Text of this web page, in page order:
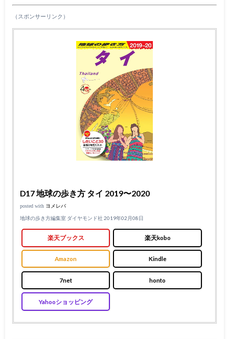
（スポンサーリンク）
D17 地球の歩き方 タイ 2019〜2020
posted with ヨメレバ
地球の歩き方編集室 ダイヤモンド社 2019年02月08日
楽天ブックス 楽天kobo
Amazon Kindle
7net honto
Yahooショッピング